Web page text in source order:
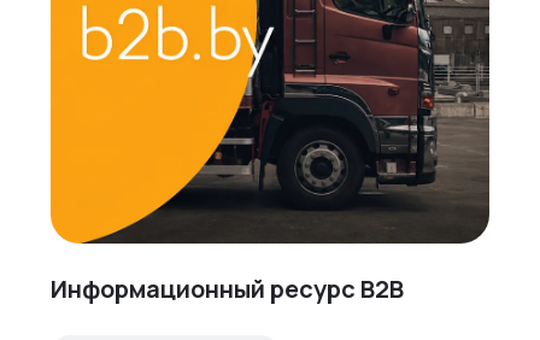
Информационный ресурс B2B